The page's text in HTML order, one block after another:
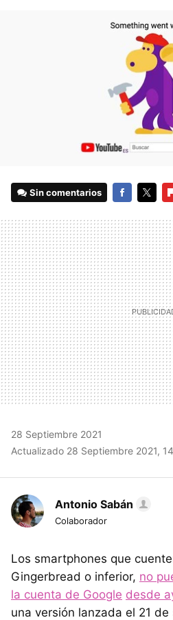
Sin comentarios
28 Septiembre 2021
Actualizado 28 Septiembre 2021,
Antonio Sabán
Colaborador
Los smartphones que
Gingerbread o inferior, no
la cuenta de Google desde
una versión lanzada el 21